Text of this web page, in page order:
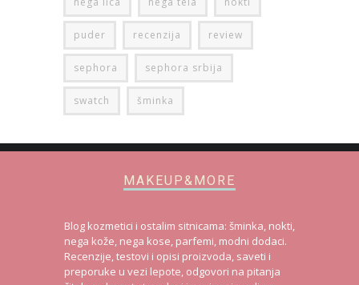
nega lica nega tela nokti
puder recenzija review
sephora sephora srbija
swatch šminka
MAKEUP&MORE
Blog kozmetici i ostalim sitnicama: šminka, nokti,
nega kože, nega kose, parfemi, modni dodaci.
Recenzije, testovi i opisi proizvoda, saveti i